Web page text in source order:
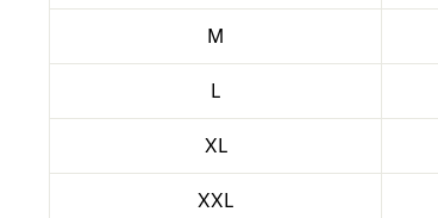
M
L
XL
XXL